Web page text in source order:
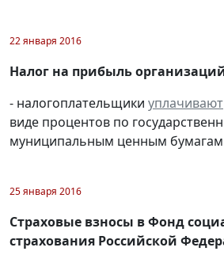
22 января 2016
Налог на прибыль
- налогоплательщики уплачивают
виде процентов по
муниципальным ценным бумагам
25 января 2016
Страховые взносы в Фонд
страхования Российской